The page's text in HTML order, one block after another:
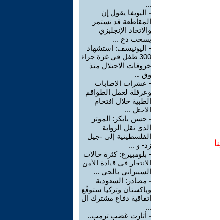
...
- اليويفا يقول إن
المقاطعة قد تستمر
والاتحاد الإنجليزي
يسحب دع ...
- اليونيسف: استشهاد
300 طفل في غزة جراء
خروقات الاحتلال منذ
وق ...
- عشرات الإصابات
وعرقلة لعمل الطواقم
الطبية خلال اقتحام
الاحتل ...
- حسن بايكر: المؤثر
الذي نقل الرواية
الفلسطينية إلى -جيل
زد- و ...
- بلومبيرغ: كثرة حالات
الانتحار في قيادة الأمن
السيبراني بالجي ...
- مصادر: السعودية
وباكستان وتركيا ستوقّع
اتفاقية دفاع مشترك ال
...
- أثارت غضب ترمب..